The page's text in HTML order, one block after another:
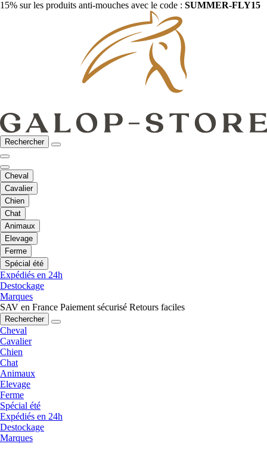
15% sur les produits anti-mouches avec le code : SUMMER-FLY15
Rechercher
Cheval
Cavalier
Chien
Chat
Animaux
Elevage
Ferme
Spécial été
Expédiés en 24h
Destockage
Marques
SAV en France Paiement sécurisé Retours faciles
Rechercher
Cheval
Cavalier
Chien
Chat
Animaux
Elevage
Ferme
Spécial été
Expédiés en 24h
Destockage
Marques